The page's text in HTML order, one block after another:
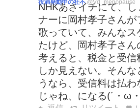
役満発動中の社不 @Vd_menopause
NHKあさイチにて、
ナーに岡村孝子さんが
歌っていて、みんなス
たけど、岡村孝子さん
考えると、税金と受信
しか見えない。そん
うなら、受信料は払
じゃね、になる(´・ω